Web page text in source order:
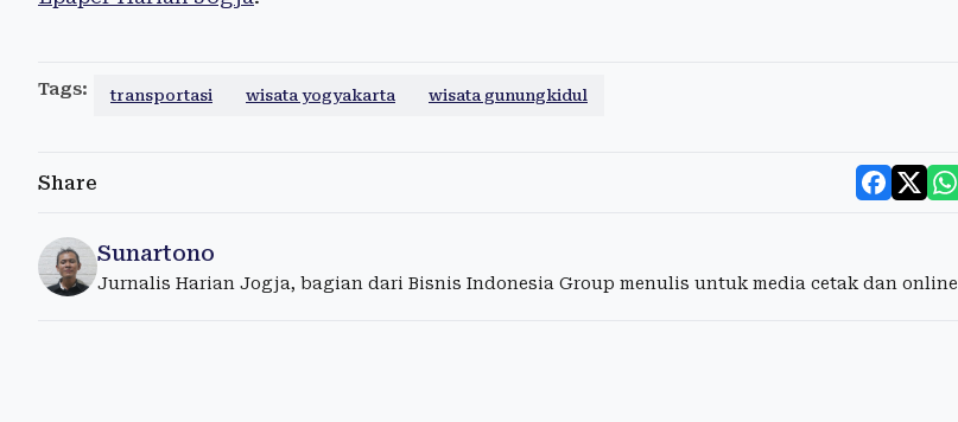
Tags: transportasi wisata yogyakarta wisata gunungkidul
Share
Sunartono
Jurnalis Harian Jogja, bagian dari Bisnis Indonesia Group menulis untuk media cetak dan online